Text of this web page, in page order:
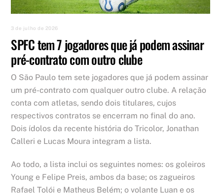
3 de julho de 2026
SPFC tem 7 jogadores que já podem assinar
pré-contrato com outro clube
O São Paulo tem sete jogadores que já podem assinar
um pré-contrato com qualquer outro clube. A relação
conta com atletas, sendo dois titulares, cujos
respectivos contratos se encerram no final do ano.
Dois ídolos da recente história do Tricolor, Jonathan
Calleri e Lucas Moura integram a lista.
Ao todo, a lista inclui os seguintes nomes: os goleiros
Young e Felipe Preis, ambos da base; os zagueiros
Rafael Tolói e Matheus Belém; o volante Luan e os